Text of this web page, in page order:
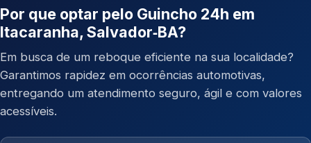
Por que optar pelo Guincho 24h em
Itacaranha, Salvador‑BA?
Em busca de um reboque eficiente na sua localidade?
Garantimos rapidez em ocorrências automotivas,
entregando um atendimento seguro, ágil e com valores
acessíveis.